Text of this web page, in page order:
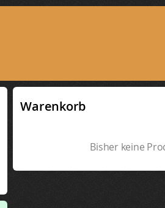
Warenkorb
Bisher keine